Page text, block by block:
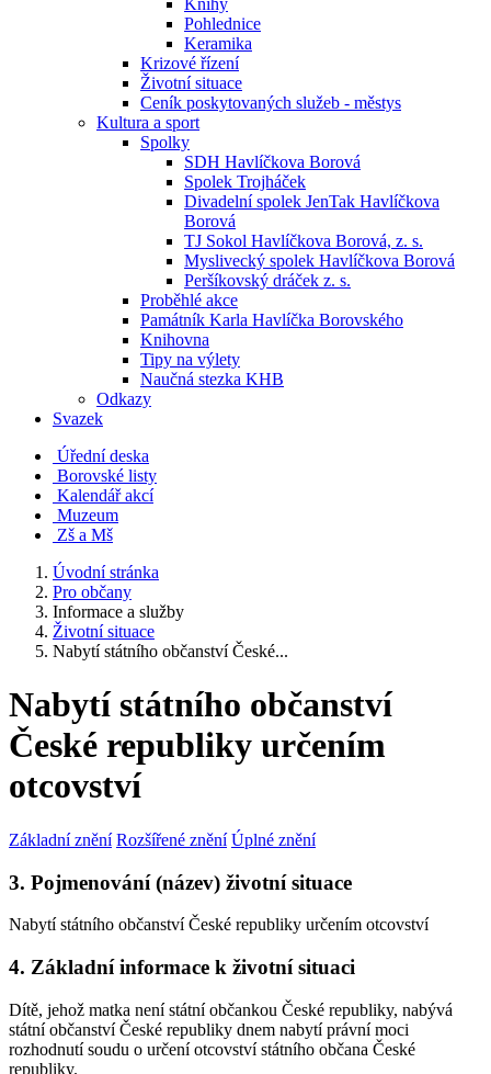
Knihy
Pohlednice
Keramika
Krizové řízení
Životní situace
Ceník poskytovaných služeb - městys
Kultura a sport
Spolky
SDH Havlíčkova Borová
Spolek Trojháček
Divadelní spolek JenTak Havlíčkova
Borová
TJ Sokol Havlíčkova Borová, z. s.
Myslivecký spolek Havlíčkova Borová
Peršíkovský dráček z. s.
Proběhlé akce
Památník Karla Havlíčka Borovského
Knihovna
Tipy na výlety
Naučná stezka KHB
Odkazy
Svazek
Úřední deska
Borovské listy
Kalendář akcí
Muzeum
Zš a Mš
Úvodní stránka
Pro občany
Informace a služby
Životní situace
Nabytí státního občanství České...
Nabytí státního občanství
České republiky určením
otcovství
Základní znění Rozšířené znění Úplné znění
3. Pojmenování (název) životní situace
Nabytí státního občanství České republiky určením otcovství
4. Základní informace k životní situaci
Dítě, jehož matka není státní občankou České republiky, nabývá
státní občanství České republiky dnem nabytí právní moci
rozhodnutí soudu o určení otcovství státního občana České
republiky.